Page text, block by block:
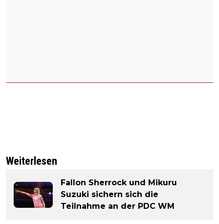
Weiterlesen
Fallon Sherrock und Mikuru
Suzuki sichern sich die
Teilnahme an der PDC WM